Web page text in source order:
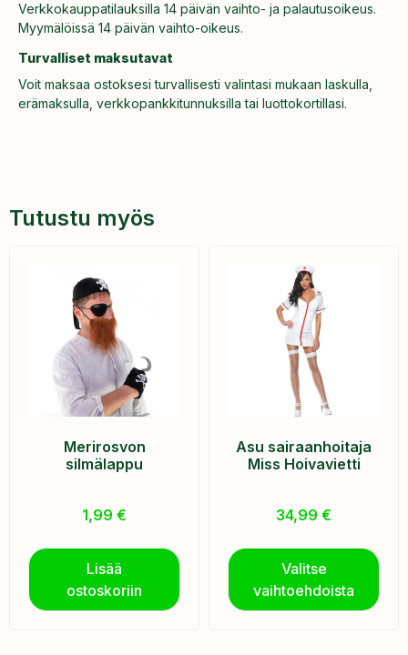
Verkkokauppatilauksilla 14 päivän vaihto- ja palautusoikeus.
Myymälöissä 14 päivän vaihto-oikeus.
Turvalliset maksutavat
Voit maksaa ostoksesi turvallisesti valintasi mukaan laskulla,
erämaksulla, verkkopankkitunnuksilla tai luottokortillasi.
Tutustu myös
Merirosvon
silmälappu
1,99 €
Lisää
ostoskoriin
Asu sairaanhoitaja
Miss Hoivavietti
34,99 €
Valitse
vaihtoehdoista